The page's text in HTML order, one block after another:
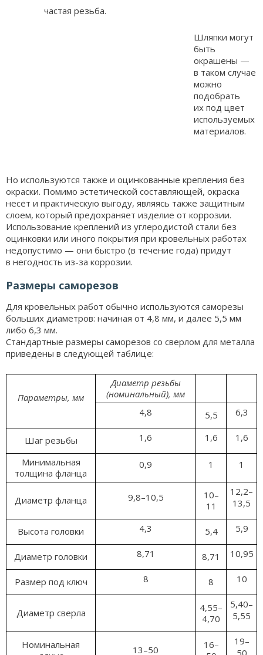
частая резьба.
Шляпки могут
быть
окрашены —
в таком случае
можно
подобрать
их под цвет
используемых
материалов.
Но используются также и оцинкованные крепления без
окраски. Помимо эстетической составляющей, окраска
несёт и практическую выгоду, являясь также защитным
слоем, который предохраняет изделие от коррозии.
Использование креплений из углеродистой стали без
оцинковки или иного покрытия при кровельных работах
недопустимо — они быстро (в течение года) придут
в негодность из-за коррозии.
Размеры саморезов
Для кровельных работ обычно используются саморезы
больших диаметров: начиная от 4,8 мм, и далее 5,5 мм
либо 6,3 мм.
Стандартные размеры саморезов со сверлом для металла
приведены в следующей таблице:
Параметры, мм
Диаметр резьбы
(номинальный), мм
4,8
5,5 6,3
Шаг резьбы 1,6 1,6 1,6
Минимальная
толщина фланца
0,9 1 1
Диаметр фланца 9,8–10,5
10–
11
12,2–
13,5
Высота головки 4,3 5,4 5,9
Диаметр головки 8,71 8,71 10,95
Размер под ключ 8 8 10
Диаметр сверла
4,55–
4,70
5,40–
5,55
Номинальная
13–50
16–
19–